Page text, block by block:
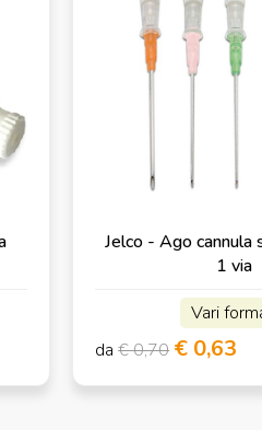
Jelco - Ago cannula
1 via
Vari
da€ 0,70 € 0,63